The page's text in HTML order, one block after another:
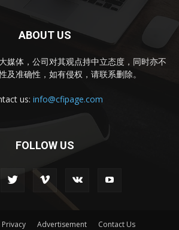
ABOUT US
媒体，公司对其观点持中立态度，同时亦不
及准确性，如有侵权，请联系删除。
us: info@cfipage.com
FOLLOW US
Privacy Advertisement Contact Us